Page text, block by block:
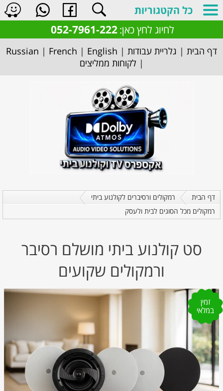
כל הקטגוריות
לחיוג לחץ כאן:052-7961-222
דף הבית | גלריית עבודות |
Russian | French | English
| לקוחות ממליצים
דף הבית
רמקולים ורסיברים לקולנוע ביתי
רמקולים מכל הסוגים לבית ולעסק
סט קולנוע ביתי מושלם רסיבר
ורמקולים שקועים
זמין
במלאי